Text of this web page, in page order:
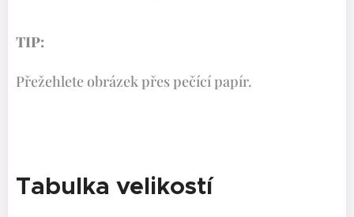
TIP:
Přežehlete obrázek přes pečící papír.
Tabulka velikostí